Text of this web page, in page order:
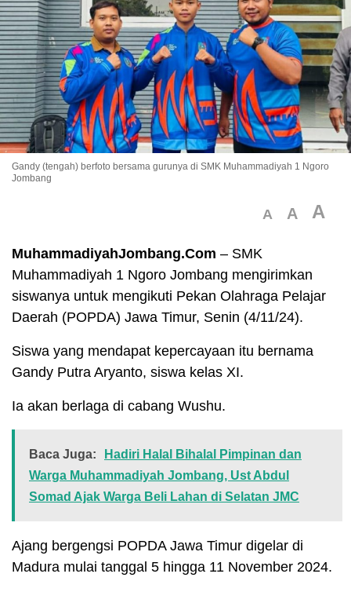
Gandy (tengah) berfoto bersama gurunya di SMK Muhammadiyah 1 Ngoro
Jombang
A A A
MuhammadiyahJombang.Com – SMK
Muhammadiyah 1 Ngoro Jombang mengirimkan
siswanya untuk mengikuti Pekan Olahraga Pelajar
Daerah (POPDA) Jawa Timur, Senin (4/11/24).
Siswa yang mendapat kepercayaan itu bernama
Gandy Putra Aryanto, siswa kelas XI.
Ia akan berlaga di cabang Wushu.
Baca Juga:
Hadiri Halal Bihalal Pimpinan dan
Warga Muhammadiyah Jombang, Ust Abdul
Somad Ajak Warga Beli Lahan di Selatan JMC
Ajang bergengsi POPDA Jawa Timur digelar di
Madura mulai tanggal 5 hingga 11 November 2024.